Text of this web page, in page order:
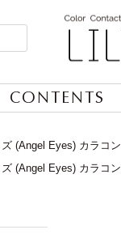
CONTENTS
(Angel Eyes) カラコン
(Angel Eyes) カラコン